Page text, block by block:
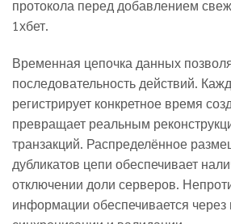
протокола перед добавлением
1хбет.
Временная цепочка данных
последовательность действий.
регистрирует конкретное время
превращает реальным
транзакций. Распределённое
дубликатов цепи обеспечивает
отключении доли серверов.
информации обеспечивается через